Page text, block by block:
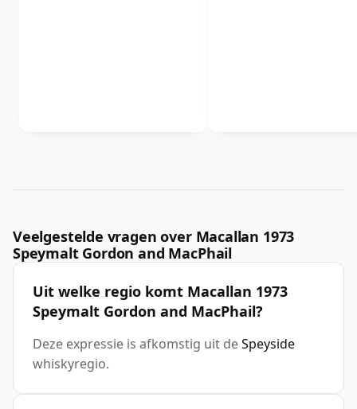
Veelgestelde vragen over Macallan 1973
Speymalt Gordon and MacPhail
Uit welke regio komt Macallan 1973
Speymalt Gordon and MacPhail?
Deze expressie is afkomstig uit deSpeyside
whiskyregio.